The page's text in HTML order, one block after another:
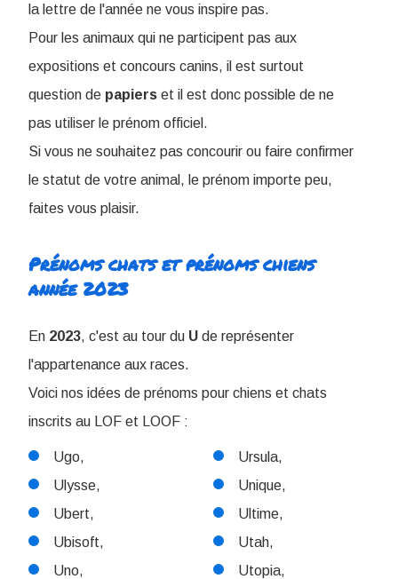
la lettre de l'année ne vous inspire pas.
Pour les animaux qui ne participent pas aux
expositions et concours canins, il est surtout
question de papiers et il est donc possible de ne
pas utiliser le prénom officiel.
Si vous ne souhaitez pas concourir ou faire confirmer
le statut de votre animal, le prénom importe peu,
faites vous plaisir.
Prénoms chats et prénoms chiens
année 2023
En 2023, c'est au tour du U de représenter
l'appartenance aux races.
Voici nos idées de prénoms pour chiens et chats
inscrits au LOF et LOOF :
Ugo,
Ulysse,
Ubert,
Ubisoft,
Uno,
Ursula,
Unique,
Ultime,
Utah,
Utopia,